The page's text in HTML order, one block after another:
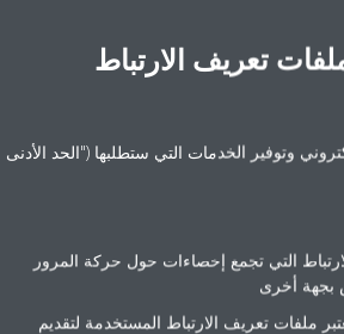
تعريف الارتباط
وتوفير الخدمات التي ستطلبها ("الحد الأدنى
التي تجمع إحصاءات حول حركة المرور
بجهة أخرى
ملفات تعريف الارتباط المستخدمة لتقديم